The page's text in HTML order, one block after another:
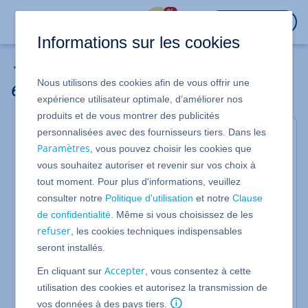
%
6 conseils pour un site Web réussi
Aujourd'hui, un site Web est plus important que
jamais pour une entreprise. À titre privé, vous
pouvez aussi attirer l'attention sur des sujets qui
vous tiennent à coeur grâce à un site Web bien fait.
Vous trouverez dans cet article quelques
recommandations et conseils.
1. "Less is more" : un design simple augmente
l'impact esthétique de votre site Web
La grande majorité des visiteurs du site Web
Informations sur les cookies
Nous utilisons des cookies afin de vous offrir une
expérience utilisateur optimale, d’améliorer nos
produits et de vous montrer des publicités
personnalisées avec des fournisseurs tiers. Dans les
Paramètres , vous pouvez choisir les cookies que
vous souhaitez autoriser et revenir sur vos choix à
tout moment. Pour plus d'informations, veuillez
consulter notre Politique d'utilisation et notreClause
de confidentialité . Même si vous choisissez de les
refuser , les cookies techniques indispensables
seront installés.
En cliquant surAccepter , vous consentez à cette
utilisation des cookies et autorisez la transmission de
vos données à des pays tiers.